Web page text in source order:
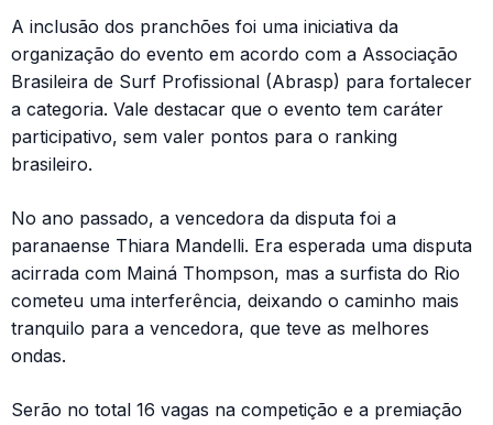
A inclusão dos pranchões foi uma iniciativa da
organização do evento em acordo com a Associação
Brasileira de Surf Profissional (Abrasp) para fortalecer
a categoria. Vale destacar que o evento tem caráter
participativo, sem valer pontos para o ranking
brasileiro.
No ano passado, a vencedora da disputa foi a
paranaense Thiara Mandelli. Era esperada uma disputa
acirrada com Mainá Thompson, mas a surfista do Rio
cometeu uma interferência, deixando o caminho mais
tranquilo para a vencedora, que teve as melhores
ondas.
Serão no total 16 vagas na competição e a premiação